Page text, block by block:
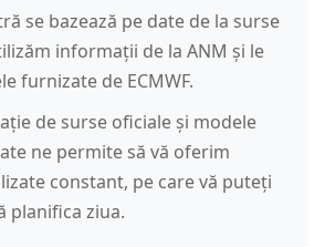
se bazează pe date de la surse
informații de la ANM și le
furnizate de ECMWF.
de surse oficiale și modele
ne permite să vă oferim
constant, pe care vă puteți
planifica ziua.